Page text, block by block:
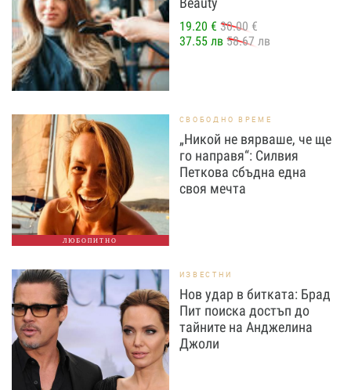
19.20 € 30.00 €
37.55 лв 58.67 лв
ЛЮБОПИТНО
СВОБОДНО ВРЕМЕ
„Никой не вярваше, че ще
го направя“: Силвия
Петкова сбъдна една
своя мечта
ИЗВЕСТНИ
Нов удар в битката: Брад
Пит поиска достъп до
тайните на Анджелина
Джоли